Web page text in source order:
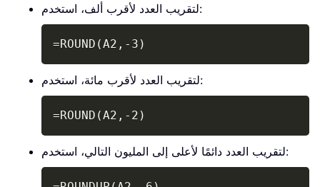
لتقريب العدد لأقرب ألف، استخدم:
=ROUND(A2,-3)
لتقريب العدد لأقرب مائة، استخدم:
=ROUND(A2,-2)
لتقريب العدد دائمًا لأعلى إلى المليون التالي، استخدم: